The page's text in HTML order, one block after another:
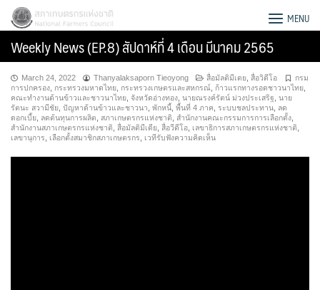
Skip
content
สภาเกษตรกรแห่งชาติ MENU
Weekly News (EP.8) สัปดาห์ที่ 4 เดือน มีนาคม 2565
March 24, 2022 Thanyalaksaporn Tieoyong สื่อมัลติมีเดย สื่อวิดีโอ
กรม
การปกครอง กระทรวงมหาดไทย กระทรวงเกษตรและสหกรณ์ ก้าวแรกทางรอดชาวนาไทย
คณะทำงานด้านข้าวและชาวนาไทย จังหวัดอ่างทอง นายณรงค์รัตน์ ม่วงประเสริฐ นาย
รัตนะ สวามีชัย ปัญหาด้านข้าวและชาวนา พักหนี้ พื้นที่ 4 ภาค ระบบชลประทาน ลด
ดอกเบี้ย ลดต้นทุนการผลิต สภาเกษตรกรแห่งชาติ สำนักงานคณะกรรมการการเลือกตั้ง
สำนักงานสภาเกษตรกรแห่งชาติ สื่อมัลติมีเดีย สื่อวีดีโอ เลขาธิการสภาเกษตรกรแห่งชาติ
เลขานุการ
เลือกตั้งสมาชิกสภาเกษตรกร เวทีรับฟังความคิดเห็น